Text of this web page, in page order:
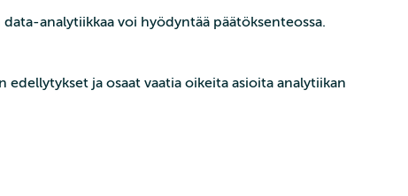
analytiikkaa voi hyödyntää päätöksenteossa.
ja osaat vaatia oikeita asioita analytiikan